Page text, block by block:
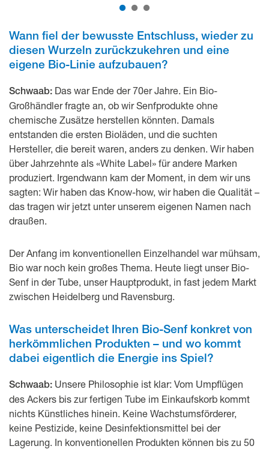
Wann fiel der bewusste Entschluss, wieder zu
diesen Wurzeln zurückzukehren und eine
eigene Bio-Linie aufzubauen?
Schwaab: Das war Ende der 70er Jahre. Ein Bio-
Großhändler fragte an, ob wir Senfprodukte ohne
chemische Zusätze herstellen könnten. Damals
entstanden die ersten Bioläden, und die suchten
Hersteller, die bereit waren, anders zu denken. Wir haben
über Jahrzehnte als «White Label» für andere Marken
produziert. Irgendwann kam der Moment, in dem wir uns
sagten: Wir haben das Know-how, wir haben die Qualität –
das tragen wir jetzt unter unserem eigenen Namen nach
draußen.
Der Anfang im konventionellen Einzelhandel war mühsam,
Bio war noch kein großes Thema. Heute liegt unser Bio-
Senf in der Tube, unser Hauptprodukt, in fast jedem Markt
zwischen Heidelberg und Ravensburg.
Was unterscheidet Ihren Bio-Senf konkret von
herkömmlichen Produkten – und wo kommt
dabei eigentlich die Energie ins Spiel?
Schwaab: Unsere Philosophie ist klar: Vom Umpflügen
des Ackers bis zur fertigen Tube im Einkaufskorb kommt
nichts Künstliches hinein. Keine Wachstumsförderer,
keine Pestizide, keine Desinfektionsmittel bei der
Lagerung. In konventionellen Produkten können bis zu 50